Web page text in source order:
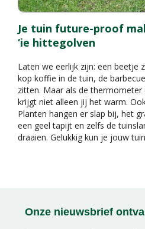
Je tuin future-proof
‘ie hittegolven
Laten we eerlijk zijn: een beetje
kop koffie in de tuin, de
zitten. Maar als de
krijgt niet alleen jij het warm.
Planten hangen er slap bij, het
een geel tapijt en zelfs de
draaien. Gelukkig kun je jouw
Onze nieuwsbrief